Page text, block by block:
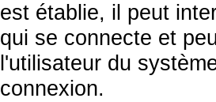
est établie, il peut
qui se connecte et
l'utilisateur du
connexion.